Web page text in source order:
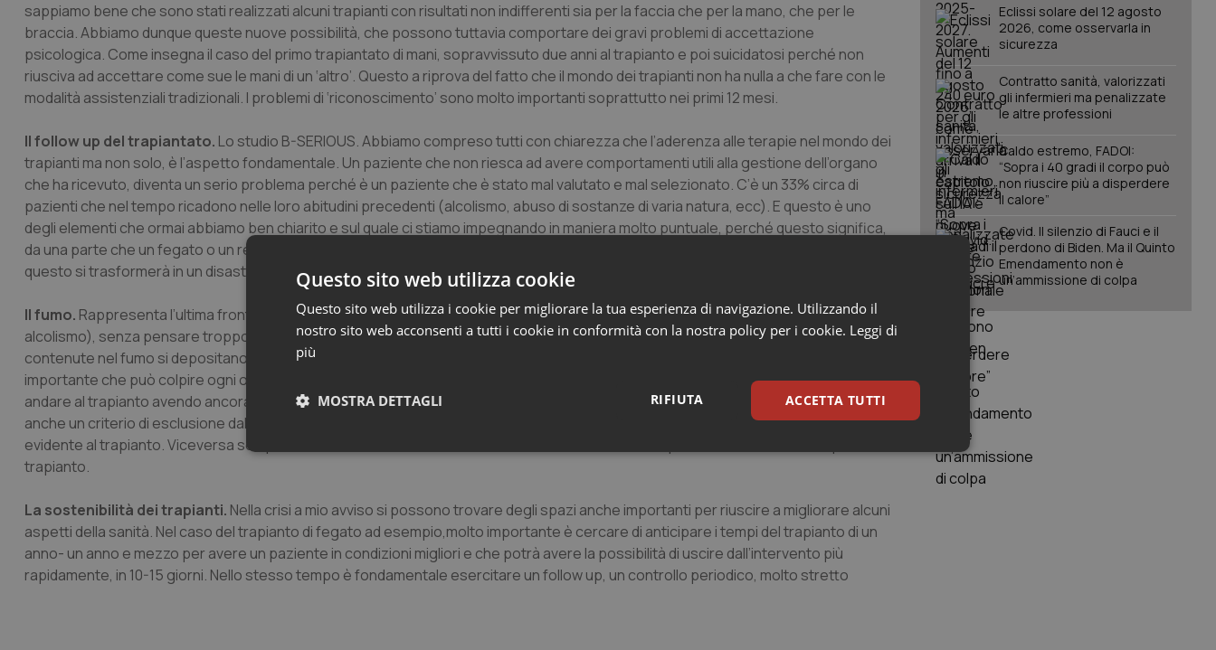
sappiamo bene che sono stati realizzati alcuni trapianti con risultati non indifferenti sia per la faccia che per la mano, che per le
braccia. Abbiamo dunque queste nuove possibilità, che possono tuttavia comportare dei gravi problemi di accettazione
psicologica. Come insegna il caso del primo trapiantato di mani, sopravvissuto due anni al trapianto e poi suicidatosi perché non
riusciva ad accettare come sue le mani di un ‘altro’. Questo a riprova del fatto che il mondo dei trapianti non ha nulla a che fare con le
modalità assistenziali tradizionali. I problemi di ‘riconoscimento’ sono molto importanti soprattutto nei primi 12 mesi.
Il follow up del trapiantato. Lo studio B-SERIOUS. Abbiamo compreso tutti con chiarezza che l’aderenza alle terapie nel mondo dei
trapianti ma non solo, è l’aspetto fondamentale. Un paziente che non riesca ad avere comportamenti utili alla gestione dell’organo
che ha ricevuto, diventa un serio problema perché è un paziente che è stato mal valutato e mal selezionato. C’è un 33% circa di
pazienti che nel tempo ricadono nelle loro abitudini precedenti (alcolismo, abuso di sostanze di varia natura, ecc). E questo è uno
degli elementi che ormai abbiamo ben chiarito e sul quale ci stiamo impegnando in maniera molto puntuale, perché questo significa,
da una parte che un fegato o un rene o un cuore dati a quel paziente rappresentano una risorsa mal utilizzata; dall’altra che tutto
questo si trasformerà in un disastro per il ricevente, che ha deciso con quell’atteggiamento purtroppo di non continuare a vivere
Il fumo. Rappresenta l’ultima frontiera, nel senso che fino ad oggi si continuava a dare la precedenza ad altre problematiche (es.
alcolismo), senza pensare troppo al fumo. Invece ormai abbiamo focalizzato alcuni aspetti, quali ad esempio che le sostanze nocive
contenute nel fumo si depositano nel fegato trapiantato; allo stesso tempo il fumo provoca anche un danno estremamente
importante che può colpire ogni organo. Anche il fumo rappresenta dunque un problema di mancata aderenza, qualora si intenda
andare al trapianto avendo ancora il fumo a disposizione. Anche il fumo dunque rientra nelle mancate aderenze e può diventare
anche un criterio di esclusione dal trapianto. Un paziente che fuma 40 sigarette al giorno ha un criterio di controindicazione
evidente al trapianto. Viceversa se il paziente riesce a rinunciare al fumo, viene immediatamente ripreso in considerazione per il
trapianto.
La sostenibilità dei trapianti. Nella crisi a mio avviso si possono trovare degli spazi anche importanti per riuscire a migliorare alcuni
aspetti della sanità. Nel caso del trapianto di fegato ad esempio,molto importante è cercare di anticipare i tempi del trapianto di un
anno- un anno e mezzo per avere un paziente in condizioni migliori e che potrà avere la possibilità di uscire dall’intervento più
rapidamente, in 10-15 giorni. Nello stesso tempo è fondamentale esercitare un follow up, un controllo periodico, molto stretto
Eclissi solare del 12 agosto
2026, come osservarla in
sicurezza
Contratto sanità, valorizzati
gli infermieri ma penalizzate
le altre professioni
Caldo estremo, FADOI:
“Sopra i 40 gradi il corpo può
non riuscire più a disperdere
il calore”
Covid. Il silenzio di Fauci e il
perdono di Biden. Ma il Quinto
Emendamento non è
un’ammissione di colpa
Questo sito web utilizza cookie
Questo sito web utilizza i cookie per migliorare la tua esperienza di navigazione. Utilizzando il
nostro sito web acconsenti a tutti i cookie in conformità con la nostra policy per i cookie. Leggi di
più
ACCETTA TUTTI
RIFIUTA
MOSTRA DETTAGLI
Necessari Statistici Marketing
Necessari Statistici Marketing